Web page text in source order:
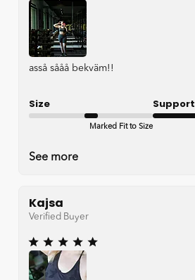
asså sååå bekväm!!
Size
Marked Fit to Size
Support
See more
Kajsa
Verified Buyer